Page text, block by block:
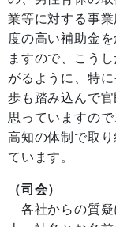
業等に対する事
度の高い補助金
ますので、こう
がるように、特
歩も踏み込んで
思っていますの
高知の体制で取
ています。
（司会）
各社からの質疑